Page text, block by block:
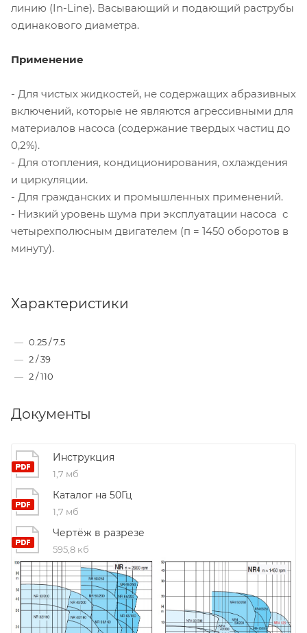
линию (In-Line). Васывающий и подающий раструбы
одинакового диаметра.
Применение
- Для чистых жидкостей, не содержащих абразивных
включений, которые не являются агрессивными для
материалов насоса (содержание твердых частиц до
0,2%).
- Для отопления, кондиционирования, охлаждения
и циркуляции.
- Для гражданских и промышленных применений.
- Низкий уровень шума при эксплуатации насоса с
четырехполюсным двигателем (п = 1450 оборотов в
минуту).
Характеристики
— 0.25 / 7.5
— 2 / 39
— 2 / 110
Документы
Инструкция
1,7 мб
Каталог на 50Гц
1,7 мб
Чертёж в разрезе
595,8 кб